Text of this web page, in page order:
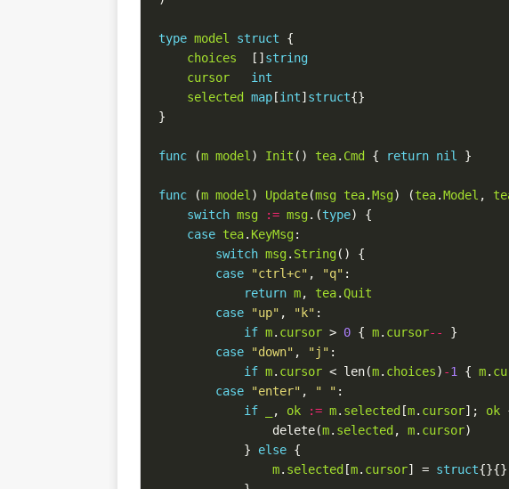
type model struct
choices
  []
string
cursor
int
selected
map [int] struct
func (m model ) Init () tea. Cmd { return nil
func (m model ) Update(msg tea.Msg) (tea.Model ,
switch msg := msg.(type
case tea. KeyMsg
switch msg. String
case
"ctrl+c" , "q"
return m, tea.Quit
case
"up" , "k"
if m. cursor > 0 { m. cursor--
case
"down" , "j"
if m. cursor < len(m. choices) -1 { m.
case
"enter" , " "
if
, ok := m. selected [m. cursor]; ok
                delete(
m. selected , m. cursor
            }
else
m. selected [m. cursor] = struct